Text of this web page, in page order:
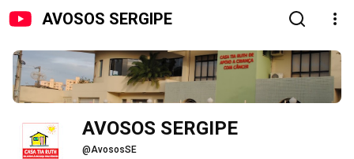
AVOSOS SERGIPE
AVOSOS SERGIPE
@AvososSE